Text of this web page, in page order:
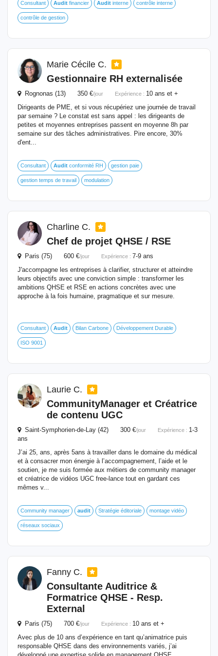
Consultant Audit financier Audit interne contrôle interne
contrôle de gestion
Marie Cécile C.
Gestionnaire RH externalisée
Rognonas (13) 350 €/jour Expérience : 10 ans et +
Dirigeants de PME, et si vous récupériez une journée de travail
par semaine ? Le constat est sans appel : les dirigeants de
petites et moyennes entreprises passent en moyenne 8h par
semaine sur des tâches administratives. Pire encore, 30%
d'ent...
Consultant Audit conformité RH gestion paie
gestion temps de travail modulation
Charline C.
Chef de projet QHSE / RSE
Paris (75) 600 €/jour Expérience : 7-9 ans
J'accompagne les entreprises à clarifier, structurer et atteindre
leurs objectifs avec une conviction simple : transformer les
ambitions QHSE et RSE en actions concrètes avec une
approche à la fois humaine, pragmatique et sur mesure.
Consultant Audit Bilan Carbone Développement Durable
ISO 9001
Laurie C.
CommunityManager et Créatrice
de contenu UGC
Saint-Symphorien-de-Lay (42) 300 €/jour Expérience : 1-3
ans
J’ai 25, ans, après 5ans à travailler dans le domaine du médical
et à consacrer mon énergie à l’accompagnement, l’aide et le
soutien, je me suis formée aux métiers de community manager
et créatrice de vidéos UGC free-lance tout en gardant ces
mêmes v...
Community manager audit Stratégie éditoriale montage vidéo
réseaux sociaux
Fanny C.
Consultante Auditrice &
Formatrice QHSE - Resp.
External
Paris (75) 700 €/jour Expérience : 10 ans et +
Avec plus de 10 ans d’expérience en tant qu’animatrice puis
responsable QHSE dans des environnements variés, j’ai